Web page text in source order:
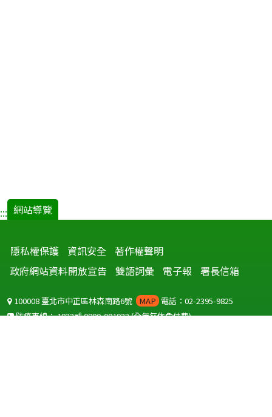
::: 網站導覽
隱私權保護 資訊安全 著作權聲明
政府網站資料開放宣告
雙語詞彙 電子報 署長信箱
100008 臺北市中正區林森南路6號 MAP 電話：02-2395-9825
防疫專線：1922或0800-001922(全年無休免付費)